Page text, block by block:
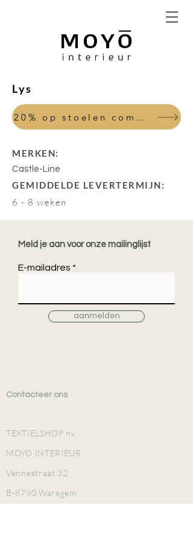
Lys
20% op stoelen combi sales tafel
MERKEN:
Castle-Line
GEMIDDELDE LEVERTERMIJN:
6 - 8 weken
Meld je aan voor onze mailinglijst
E-mailadres
aanmelden
Contacteer ons
TEXTIELSHOP nv
MOYO INTERIEUR
Vennestraat 32
B-8790 Waregem